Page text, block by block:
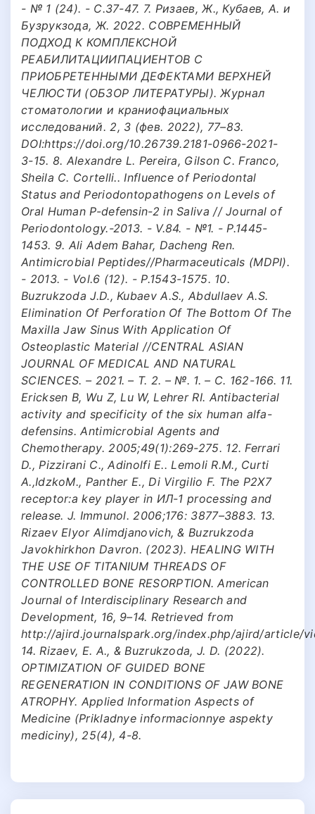
- № 1 (24). - С.37-47. 7. Ризаев, Ж., Кубаев, А. и
Бузрукзода, Ж. 2022. СОВРЕМЕННЫЙ
ПОДХОД К КОМПЛЕКСНОЙ
РЕАБИЛИТАЦИИПАЦИЕНТОВ С
ПРИОБРЕТЕННЫМИ ДЕФЕКТАМИ ВЕРХНЕЙ
ЧЕЛЮСТИ (ОБЗОР ЛИТЕРАТУРЫ). Журнал
стоматологии и краниофациальных
исследований. 2, 3 (фев. 2022), 77–83.
DOI:https://doi.org/10.26739.2181-0966-2021-
3-15. 8. Alexandre L. Pereira, Gilson C. Franco,
Sheila C. Cortelli.. Influence of Periodontal
Status and Periodontopathogens on Levels of
Oral Human P-defensin-2 in Saliva // Journal of
Periodontology.-2013. - V.84. - №1. - P.1445-
1453. 9. Ali Adem Bahar, Dacheng Ren.
Antimicrobial Peptides//Pharmaceuticals (MDPI).
- 2013. - Vol.6 (12). - P.1543-1575. 10.
Buzrukzoda J.D., Kubaev A.S., Abdullaev A.S.
Elimination Of Perforation Of The Bottom Of The
Maxilla Jaw Sinus With Application Of
Osteoplastic Material //CENTRAL ASIAN
JOURNAL OF MEDICAL AND NATURAL
SCIENCES. – 2021. – Т. 2. – №. 1. – С. 162-166. 11.
Ericksen B, Wu Z, Lu W, Lehrer RI. Antibacterial
activity and specificity of the six human alfa-
defensins. Antimicrobial Agents and
Chemotherapy. 2005;49(1):269-275. 12. Ferrari
D., Pizzirani C., Adinolfi E.. Lemoli R.M., Curti
A.,IdzkoM., Panther E., Di Virgilio F. The P2X7
receptor:a key player in ИЛ-1 processing and
release. J. Immunol. 2006;176: 3877–3883. 13.
Rizaev Elyor Alimdjanovich, & Buzrukzoda
Javokhirkhon Davron. (2023). HEALING WITH
THE USE OF TITANIUM THREADS OF
CONTROLLED BONE RESORPTION. American
Journal of Interdisciplinary Research and
Development, 16, 9–14. Retrieved from
http://ajird.journalspark.org/index.php/ajird/article/
14. Rizaev, E. A., & Buzrukzoda, J. D. (2022).
OPTIMIZATION OF GUIDED BONE
REGENERATION IN CONDITIONS OF JAW BONE
ATROPHY. Applied Information Aspects of
Medicine (Prikladnye informacionnye aspekty
mediciny), 25(4), 4-8.